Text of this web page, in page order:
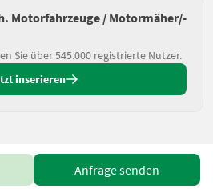
Motorfahrzeuge / Motormäher/-
Sie über 545.000 registrierte Nutzer.
inserieren
Anfrage senden